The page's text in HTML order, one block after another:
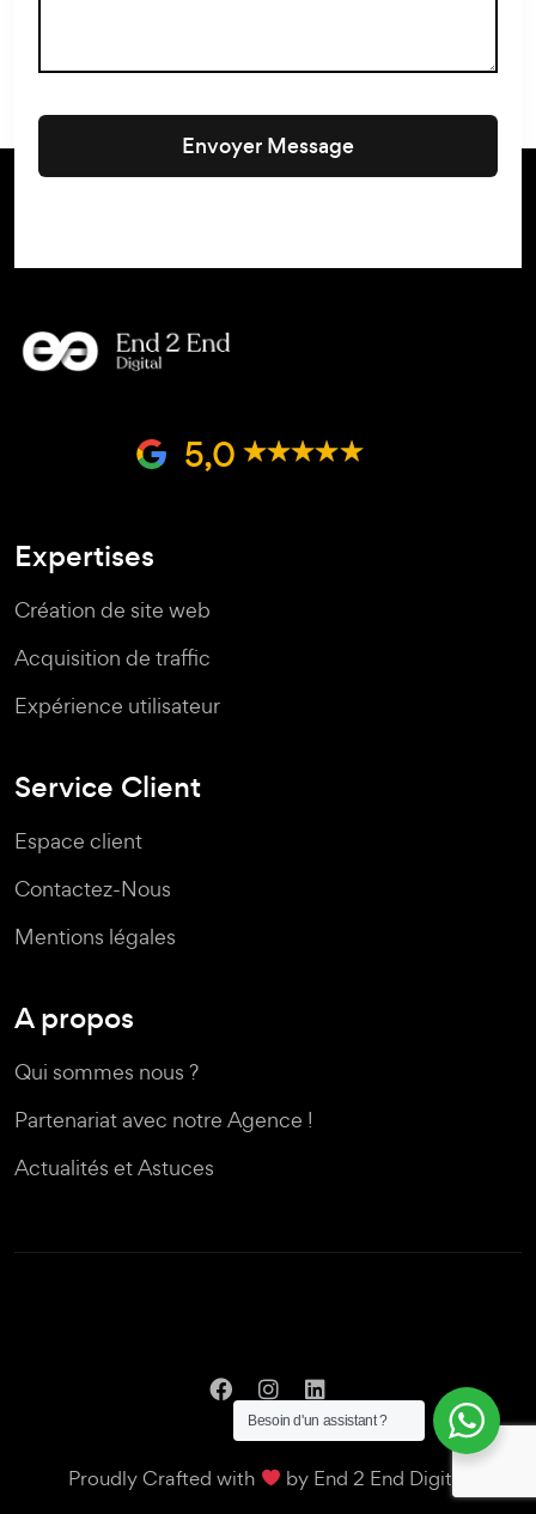
Envoyer Message
5,0
Expertises
Création de site web
Acquisition de traffic
Expérience utilisateur
Service Client
Espace client
Contactez-Nous
Mentions légales
A propos
Qui sommes nous ?
Partenariat avec notre Agence !
Actualités et Astuces
Proudly Crafted with by End 2 End Digital
Besoin d'un assistant ?